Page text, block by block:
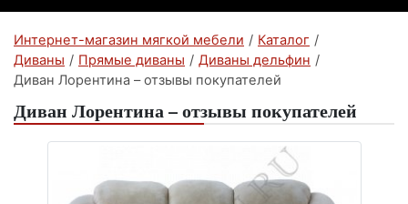
Интернет-магазин мягкой мебели / Каталог /
Диваны / Прямые диваны / Диваны дельфин /
Диван Лорентина – отзывы покупателей
Диван Лорентина – отзывы покупателей